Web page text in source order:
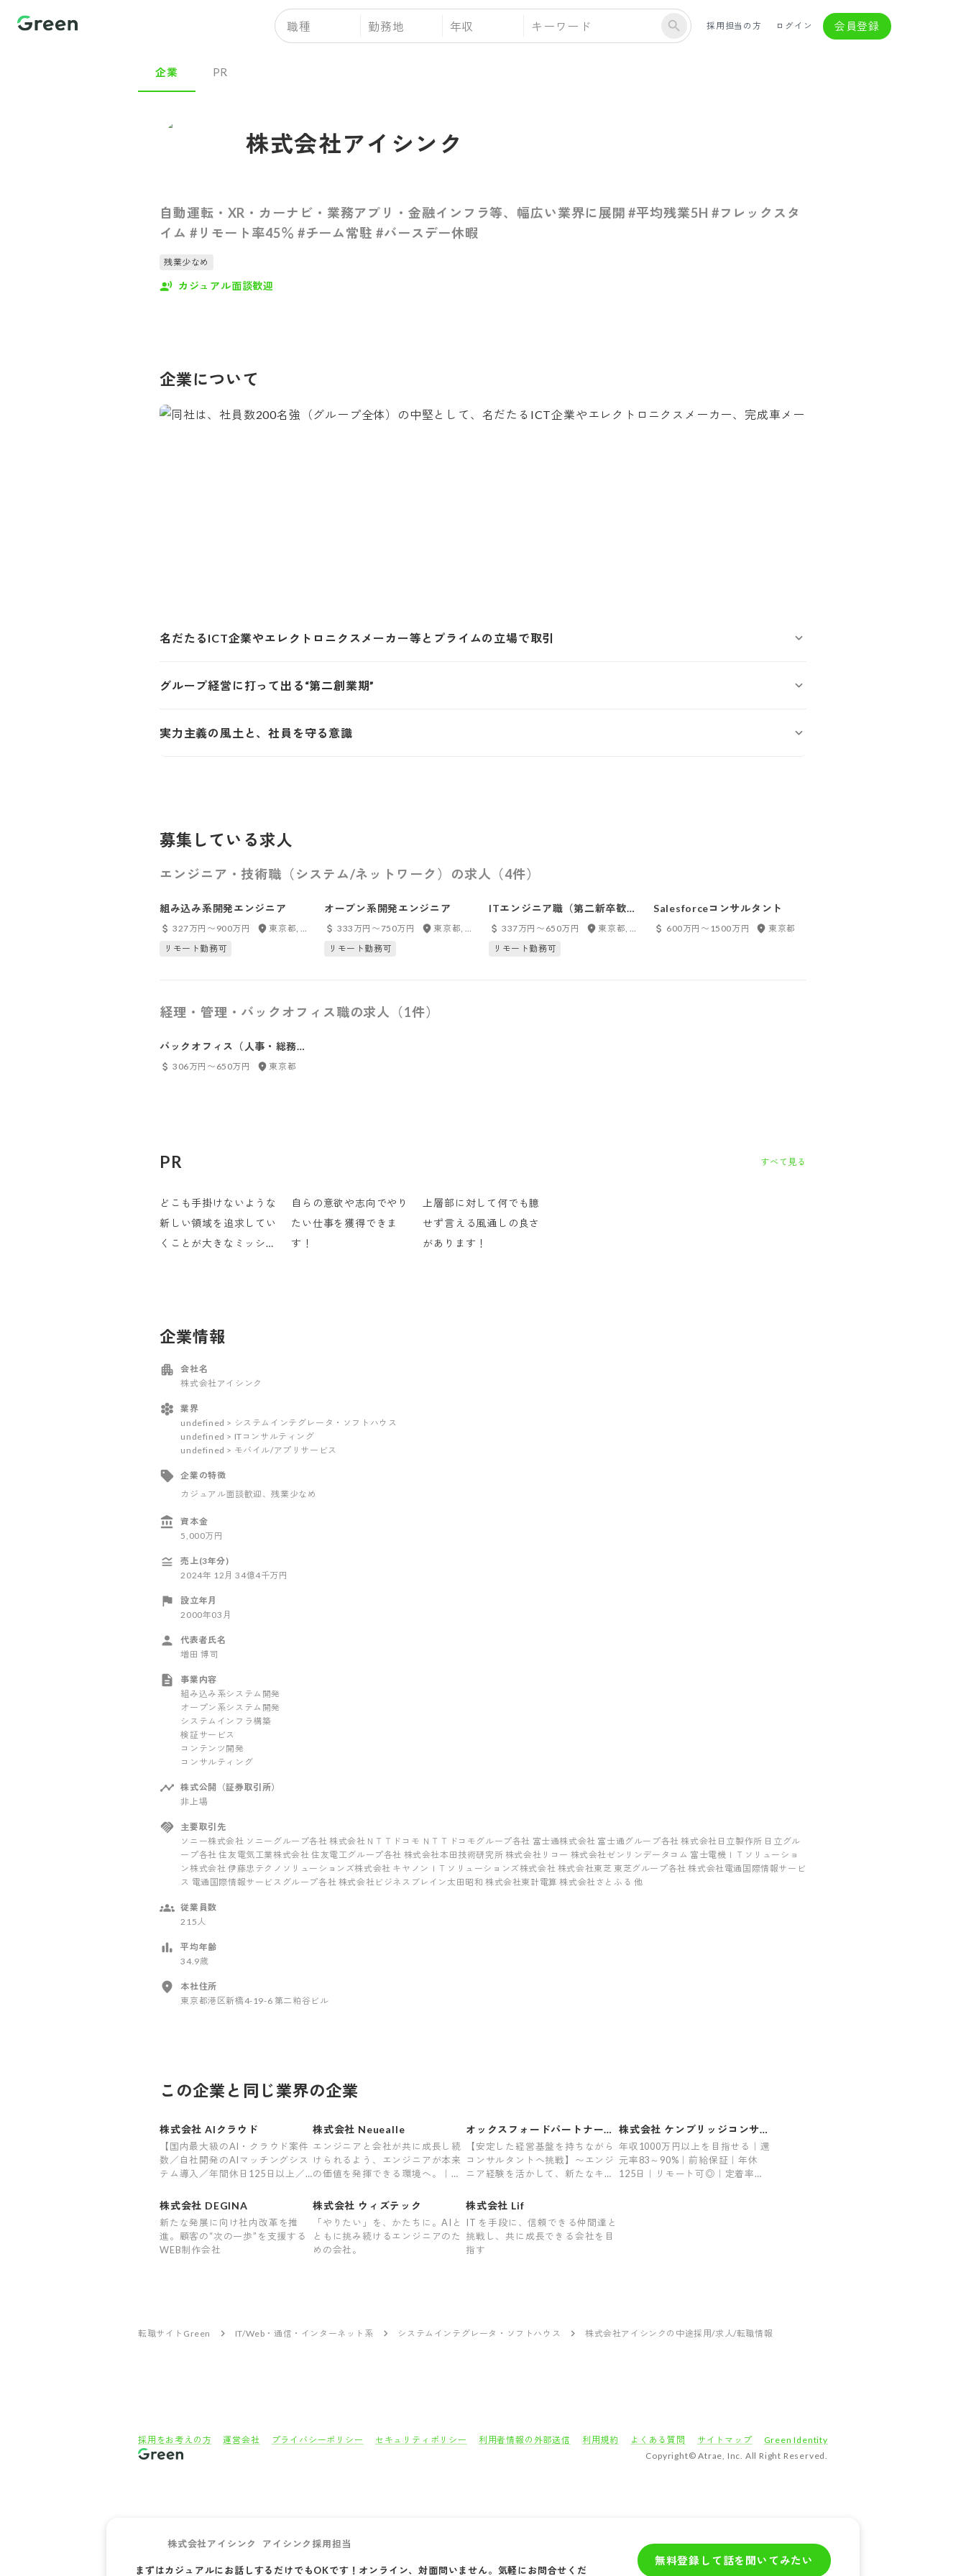
職種 勤務地 年収 採用担当の方 ログイン 会員登録
企業 PR
株式会社アイシンク
自動運転・XR・カーナビ・業務アプリ・金融インフラ等、幅広い業界に展開 #平均残業5H #フレックスタ
イム #リモート率45％ #チーム常駐 #バースデー休暇
残業少なめ
カジュアル面談歓迎
企業について
名だたるICT企業やエレクトロニクスメーカー等とプライムの立場で取引
グループ経営に打って出る“第二創業期”
実力主義の風土と、社員を守る意識
募集している求人
エンジニア・技術職（システム/ネットワーク）の求人（4件）
組み込み系開発エンジニア
327万円〜900万円
東京都, 神奈川県, 千葉県, 埼玉県
リモート勤務可
オープン系開発エンジニア
333万円〜750万円
東京都, 神奈川県, 千葉県, 埼玉県
リモート勤務可
ITエンジニア職（第二新卒歓
迎）337万円〜650万円
東京都, 神奈川県
リモート勤務可
Salesforceコンサルタント
600万円〜1500万円 東京都
経理・管理・バックオフィス職の求人（1件）
バックオフィス（人事・総務・
労務・経理）
306万円〜650万円 東京都
PR すべて見る
どこも手掛けないような
新しい領域を追求してい
くことが大きなミッショ
自らの意欲や志向でやり
たい仕事を獲得できま
す！
上層部に対して何でも臆
せず言える風通しの良さ
があります！
企業情報
会社名
株式会社アイシンク
業界
undefined > システムインテグレータ・ソフトハウス
undefined > ITコンサルティング
undefined > モバイル/アプリサービス
企業の特徴
カジュアル面談歓迎、残業少なめ
資本金
5,000万円
売上(3年分)
2024年 12月34億4千万円
設立年月
2000年03月
代表者氏名
増田 博司
事業内容
組み込み系システム開発
オープン系システム開発
システムインフラ構築
検証サービス
コンテンツ開発
コンサルティング
株式公開（証券取引所）
非上場
主要取引先
ソニー株式会社 ソニーグループ各社 株式会社ＮＴＴドコモ ＮＴＴドコモグループ各社 富士通株式会社 富士通グループ各社 株式会社日立製作所 日立グル
ープ各社 住友電気工業株式会社 住友電工グループ各社 株式会社本田技術研究所 株式会社リコー 株式会社ゼンリンデータコム 富士電機ＩＴソリューショ
ン株式会社 伊藤忠テクノソリューションズ株式会社 キヤノンＩＴソリューションズ株式会社 株式会社東芝 東芝グループ各社 株式会社電通国際情報サービ
ス 電通国際情報サービスグループ各社 株式会社ビジネスブレイン太田昭和 株式会社東計電算 株式会社さとふる 他
従業員数
215人
平均年齢
34.9歳
本社住所
東京都港区新橋4-19-6 第二粕谷ビル
この企業と同じ業界の企業
株式会社 AIクラウド
【国内最大級のAI・クラウド案件
数／自社開発のAIマッチングシス
テム導入／年間休日125日以上／
制度／平均案件紹介数61件】
株式会社 Neuealle
エンジニアと会社が共に成長し続
けられるよう、エンジニアが本来
の価値を発揮できる環境へ。｜年
上流案件｜裁量大
オックスフォードパートナーズ
株式会社
【安定した経営基盤を持ちながら
コンサルタントへ挑戦】〜エンジ
ニア経験を活かして、新たなキャ
会社〜
株式会社 ケンブリッジコンサル
ティング
年収1000万円以上を目指せる｜還
元率83～90%｜前給保証｜年休
125日｜リモート可◎｜定着率
株式会社 DEGINA
新たな発展に向け社内改革を推
進。顧客の“次の一歩”を支援する
WEB制作会社
株式会社 ウィズテック
「やりたい」を、かたちに。AIと
ともに挑み続けるエンジニアのた
めの会社。
株式会社 Lif
IT を手段に、信頼できる仲間達と
挑戦し、共に成長できる会社を目
指す
株式会社アイシンク アイシンク採用担当
まずはカジュアルにお話しするだけでもOKです！オンライン、対面問いません。気軽にお問合せくだ
無料登録して話を聞いてみたい
転職サイトGreen IT/Web・通信・インターネット系 システムインテグレータ・ソフトハウス 株式会社アイシンクの中途採用/求人/転職情報
採用をお考えの方 運営会社 プライバシーポリシー セキュリティポリシー 利用者情報の外部送信 利用規約 よくある質問 サイトマップ
Green Identity
Copyright© Atrae, Inc. All Right Reserved.